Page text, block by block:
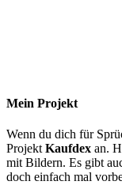
Mein Projekt
Wenn du dich für
Projekt Kaufdex an.
mit Bildern. Es gibt
doch einfach mal